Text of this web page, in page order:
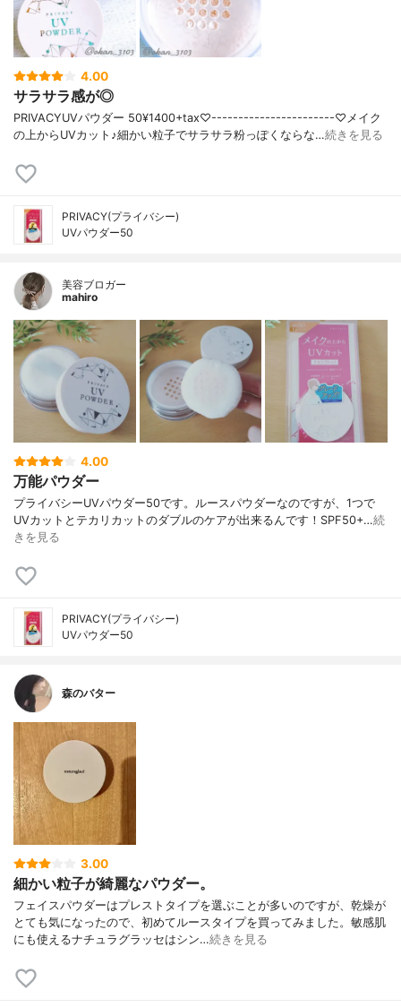
4.00
サラサラ感が◎
PRIVACYUVパウダー 50¥1400+tax♡-----------------------♡メイク
の上からUVカット♪細かい粒子でサラサラ粉っぽくならな…続きを見る
PRIVACY(プライバシー)
UVパウダー50
美容ブロガー
mahiro
4.00
万能パウダー
プライバシーUVパウダー50です。ルースパウダーなのですが、1つで
UVカットとテカリカットのダブルのケアが出来るんです！SPF50+…続
きを見る
PRIVACY(プライバシー)
UVパウダー50
森のバター
3.00
細かい粒子が綺麗なパウダー。
フェイスパウダーはプレストタイプを選ぶことが多いのですが、乾燥が
とても気になったので、初めてルースタイプを買ってみました。敏感肌
にも使えるナチュラグラッセはシン…続きを見る